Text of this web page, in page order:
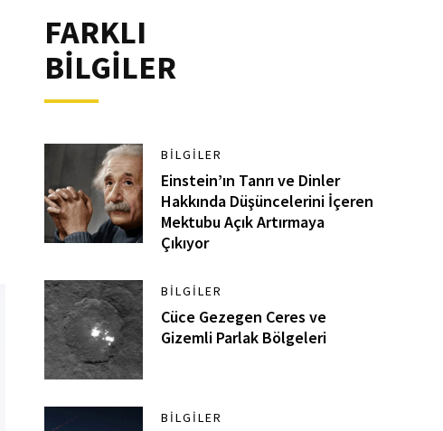
FARKLI
BİLGİLER
BILGILER
Einstein’ın Tanrı ve Dinler
Hakkında Düşüncelerini İçeren
Mektubu Açık Artırmaya
Çıkıyor
BILGILER
Cüce Gezegen Ceres ve
Gizemli Parlak Bölgeleri
BILGILER